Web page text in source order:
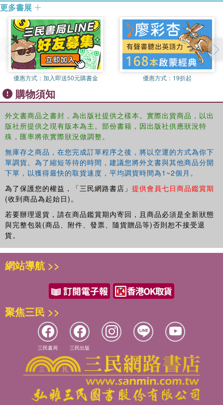
Anne Massey
University, UK. Anne has published widely on the subject
of interior design and she is also co-editor of the academic
journal,Interiors: Design, Architecture, Culture,launched
by Berg in 2010. Anne has contributed to various media,
including broadcasts on BBC Radio 4, and appearances
on TV including BBC4’sGlamour’s Golden Ageand
Channel 4’sTitanic: The Mission.
更多書展
優惠方式： 加入即送50元購書金 優惠方式： 19折起
購物須知
外文書商品之書封，為出版社提供之樣本。實際出貨商品，以出
版社所提供之現有版本為主。部份書籍，因出版社供應狀況特
殊，匯率將依實際狀況做調整。
無庫存之商品，在您完成訂單程序之後，將以空運的方式為你下
單調貨。為了縮短等待的時間，建議您將外文書與其他商品分開
下單，以獲得最快的取貨速度，平均調貨時間為1~2個月。
為了保護您的權益，「三民網路書店」 提供會員七日商品鑑賞期
(收到商品為起始日)。
若要辦理退貨，請在商品鑑賞期內寄回，且商品必須是全新狀態
與完整包裝(商品、附件、發票、隨貨贈品等)否則恕不接受退
貨。
網站導航 >>
聚焦三民 >>
三民書局 三民出版